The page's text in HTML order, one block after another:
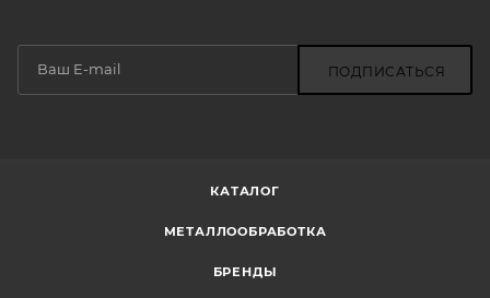
ПОДПИСАТЬСЯ
КАТАЛОГ
МЕТАЛЛООБРАБОТКА
БРЕНДЫ